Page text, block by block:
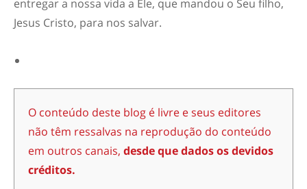
entregar a nossa vida a Ele, que mandou o Seu filho,
Jesus Cristo, para nos salvar.
O conteúdo deste blog é livre e seus editores
não têm ressalvas na reprodução do conteúdo
em outros canais, desde que dados os devidos
créditos.